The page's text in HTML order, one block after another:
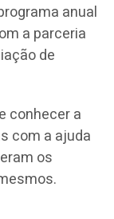
anual
a parceria
de
conhecer a
com a ajuda
os